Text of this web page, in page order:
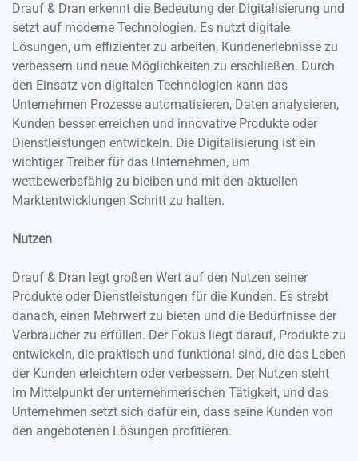
Drauf & Dran erkennt die Bedeutung der Digitalisierung und
setzt auf moderne Technologien. Es nutzt digitale
Lösungen, um effizienter zu arbeiten, Kundenerlebnisse zu
verbessern und neue Möglichkeiten zu erschließen. Durch
den Einsatz von digitalen Technologien kann das
Unternehmen Prozesse automatisieren, Daten analysieren,
Kunden besser erreichen und innovative Produkte oder
Dienstleistungen entwickeln. Die Digitalisierung ist ein
wichtiger Treiber für das Unternehmen, um
wettbewerbsfähig zu bleiben und mit den aktuellen
Marktentwicklungen Schritt zu halten.
Nutzen
Drauf & Dran legt großen Wert auf den Nutzen seiner
Produkte oder Dienstleistungen für die Kunden. Es strebt
danach, einen Mehrwert zu bieten und die Bedürfnisse der
Verbraucher zu erfüllen. Der Fokus liegt darauf, Produkte zu
entwickeln, die praktisch und funktional sind, die das Leben
der Kunden erleichtern oder verbessern. Der Nutzen steht
im Mittelpunkt der unternehmerischen Tätigkeit, und das
Unternehmen setzt sich dafür ein, dass seine Kunden von
den angebotenen Lösungen profitieren.